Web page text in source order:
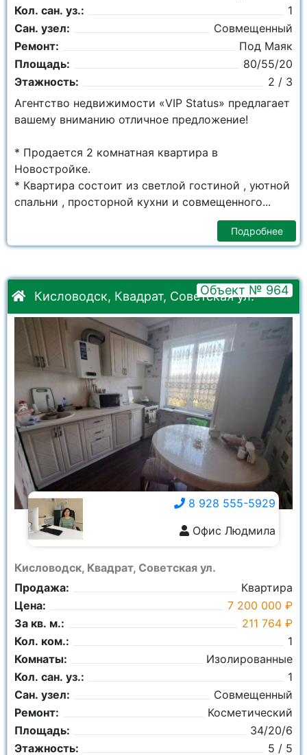
Кол. сан. уз.:
1
Сан. узел:
Совмещенный
Ремонт:
Под Маяк
Площадь:
80/55/20
Этажность:
2 / 3
Агентство недвижимости «VIP Status» предлагает
вашему вниманию отличное предложение!
* Продается 2 комнатная квартира в
Новостройке.
* Квартира состоит из светлой гостиной , уютной
спальни , просторной кухни и совмещенного...
Подробнее
Кисловодск, Квадрат, Советская ул.
Объект № 964
Кисловодск, Квадрат, Советская ул.
Продажа:
Квартира
Цена:
7 200 000 ₽
За кв. м.:
211 764 ₽
Кол. ком.:
1
Комнаты:
Изолированные
Кол. сан. уз.:
1
Сан. узел:
Совмещенный
Ремонт:
Косметический
Площадь:
34/20/6
Этажность:
5 / 5
8 928 555-5929
Офис Людмила